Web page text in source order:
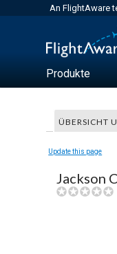
An FlightAware
Produkte
ÜBERSICHT
Update this page
Jackson